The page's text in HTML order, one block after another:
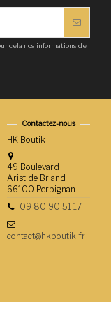
cela nos informations de
Contactez-nous
HK Boutik
49 Boulevard
Aristide Briand
66100 Perpignan
09 80 90 51 17
contact@hkboutik.fr